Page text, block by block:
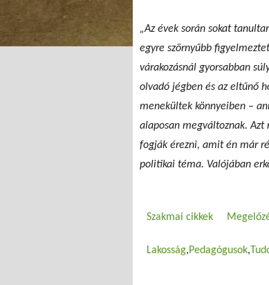
„Az évek során sokat
egyre szörnyűbb
várakozásnál gyorsabban
olvadó jégben és az eltűnő
menekültek könnyeiben –
alaposan megváltoznak.
fogják érezni, amit én már
politikai téma. Valójában
Szakmai cikkek
Lakosság Pedagógusok